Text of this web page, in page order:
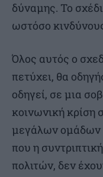
δύναμης. Το
ωστόσο
Όλος αυτός ο
πετύχει, θα
οδηγεί, σε μια
κοινωνική
μεγάλων ομάδων
που η
πολιτών, δεν